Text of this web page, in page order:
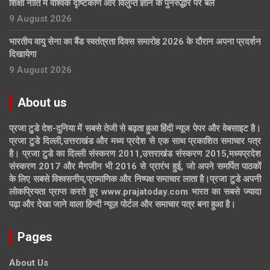
शिक्षा नीति में वैश्विक दृष्टिकोण और विलुप्त ज्ञान के पुनरुद्धार पर बल
9 August 2026
भारतीय वायु सेना का बैंड स्वतंत्रता दिवस समारोह 2026 के दौरान अपना प्रदर्शन
दिखायेगा
9 August 2026
About us
प्रजा टुडे देश-दुनिया में सबसे तेजी से बढ़ता हुआ हिंदी न्यूज पेपर और वेबसाइट है।
प्रजा टुडे दिल्ली,उत्तराखंड और मध्य प्रदेश से एक साथ प्रकाशित समाचार पत्र
है। प्रजा टुडे का दिल्ली संस्करण 2011,उत्तराखंड संस्करण 2015,मध्यप्रदेश
संस्करण 2017 और मैगजीन भी 2016 से प्रारंभ हुई, जो अपने समर्पित पाठकों
के लिए सबसे विश्वसनीय,प्रामाणिक और निष्पक्ष समाचार लाता है।प्रजा टुडे अपनी
लोकप्रियता प्राप्त करते हुए www.prajatoday.com भारत का सबसे ज्यादा
पढ़ा और देखा जाने वाला हिन्दी न्यूज़ पोर्टल और समाचार पत्र बना हुआ है।
Pages
About Us